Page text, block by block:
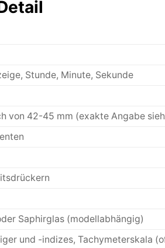
Stunde, Minute, Sekunde
von 42-45 mm (exakte Angabe
Saphirglas (modellabhängig)
und -indizes, Tachymeterskala